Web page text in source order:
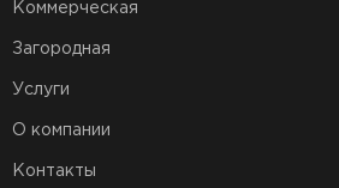
Коммерческая
Загородная
Услуги
О компании
Контакты